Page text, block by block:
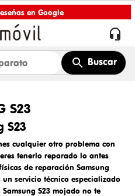
en Google

Buscar
S23
S23
cualquier otro problema con
tenerlo reparado lo antes
de reparación Samsung
un servicio técnico especializado
Samsung S23 mojado no te